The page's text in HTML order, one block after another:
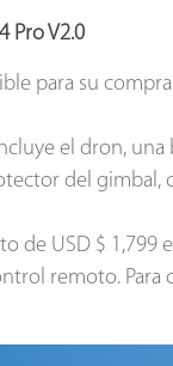
Pro V2.0
para su
el dron,
del gimbal,
de USD $
remoto.